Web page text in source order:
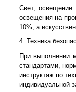
Свет, освещение
освещения на
10%, а
4. Техника
При выполнении
стандартами,
инструктаж по
индивидуальной